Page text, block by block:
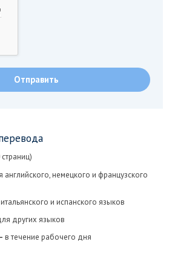
английского, немецкого и французского
и испанского языков
других языков
в течение рабочего дня